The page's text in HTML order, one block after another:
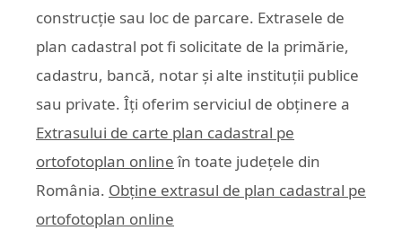
construcție sau loc de parcare. Extrasele de
plan cadastral pot fi solicitate de la primărie,
cadastru, bancă, notar și alte instituții publice
sau private. Îți oferim serviciul de obținere a
Extrasului de carte plan cadastral pe
ortofotoplan online în toate județele din
România. Obține extrasul de plan cadastral pe
ortofotoplan online